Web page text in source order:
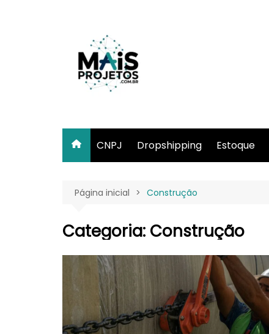
CNPJ Dropshipping Estoque
Página inicial Construção
Categoria: Construção